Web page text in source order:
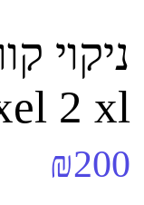
ניקוי
2 xl
₪200